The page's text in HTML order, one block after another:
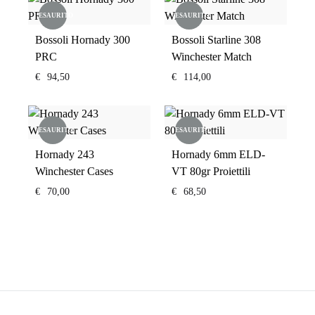
ESAURITO
Bossoli Hornady 300
PRC
€ 94,50
ESAURITO
Bossoli Starline 308
Winchester Match
€ 114,00
ESAURITO
Hornady 243
Winchester Cases
€ 70,00
ESAURITO
Hornady 6mm ELD-
VT 80gr Proiettili
€ 68,50